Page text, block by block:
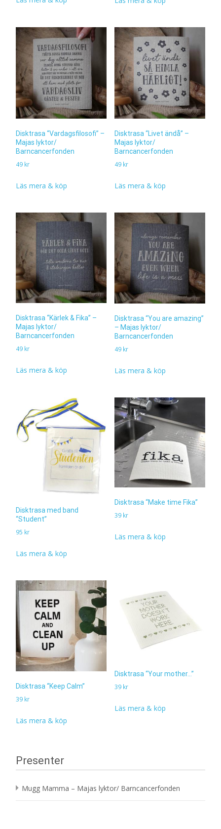
Disktrasa “Vardagsfilosofi” –
Majas lyktor/
Barncancerfonden
49 kr
Läs mera & köp
Disktrasa “Livet ändå” –
Majas lyktor/
Barncancerfonden
49 kr
Läs mera & köp
Disktrasa “Kärlek & Fika” –
Majas lyktor/
Barncancerfonden
49 kr
Läs mera & köp
Disktrasa “You are amazing”
– Majas lyktor/
Barncancerfonden
49 kr
Läs mera & köp
Disktrasa med band
“Student”
95 kr
Läs mera & köp
Disktrasa “Make time Fika”
39 kr
Läs mera & köp
Disktrasa “Keep Calm”
39 kr
Läs mera & köp
Disktrasa “Your mother…”
39 kr
Läs mera & köp
Presenter
Mugg Mamma – Majas lyktor/ Barncancerfonden